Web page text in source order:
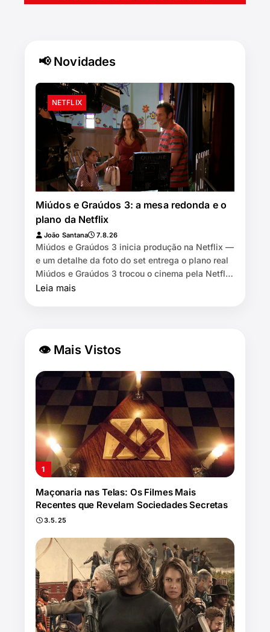
📢 Novidades
NETFLIX
Miúdos e Graúdos 3: a mesa redonda e o
plano da Netflix
João Santana 7.8.26
Miúdos e Graúdos 3 inicia produção na Netflix —
e um detalhe da foto do set entrega o plano real
Miúdos e Graúdos 3 trocou o cinema pela Netflix
⏱️ 7 min de leitura …
Leia mais
👁 Mais Vistos
Maçonaria nas Telas: Os Filmes Mais
Recentes que Revelam Sociedades Secretas
3.5.25